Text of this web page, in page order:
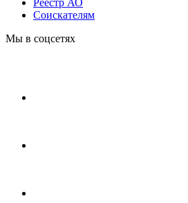
Реестр АО
Соискателям
Мы в соцсетях